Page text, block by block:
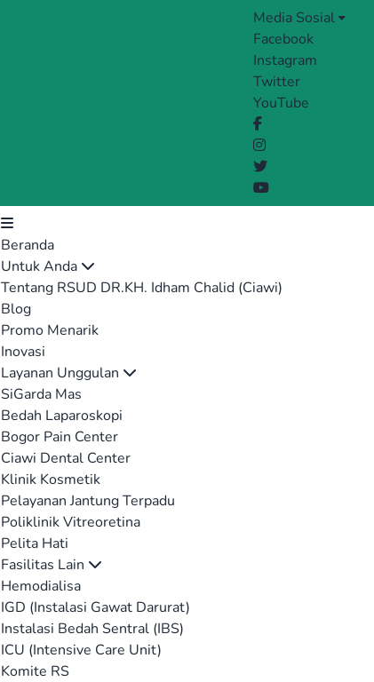
Media Sosial
Facebook
Instagram
Twitter
YouTube
Beranda
Untuk Anda
Tentang RSUD DR.KH. Idham Chalid (Ciawi)
Blog
Promo Menarik
Inovasi
Layanan Unggulan
SiGarda Mas
Bedah Laparoskopi
Bogor Pain Center
Ciawi Dental Center
Klinik Kosmetik
Pelayanan Jantung Terpadu
Poliklinik Vitreoretina
Pelita Hati
Fasilitas Lain
Hemodialisa
IGD (Instalasi Gawat Darurat)
Instalasi Bedah Sentral (IBS)
ICU (Intensive Care Unit)
Komite RS